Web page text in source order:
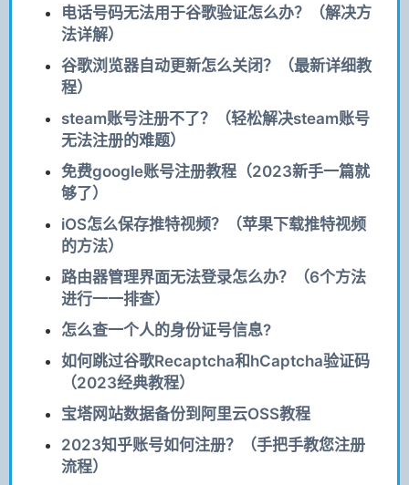
电话号码无法用于谷歌验证怎么办？（解决方
法详解）
谷歌浏览器自动更新怎么关闭？（最新详细教
程）
steam账号注册不了？（轻松解决steam账号
无法注册的难题）
免费google账号注册教程（2023新手一篇就
够了）
iOS怎么保存推特视频？（苹果下载推特视频
的方法）
路由器管理界面无法登录怎么办？（6个方法
进行一一排查）
怎么查一个人的身份证号信息?
如何跳过谷歌Recaptcha和hCaptcha验证码
（2023经典教程）
宝塔网站数据备份到阿里云OSS教程
2023知乎账号如何注册？（手把手教您注册
流程）